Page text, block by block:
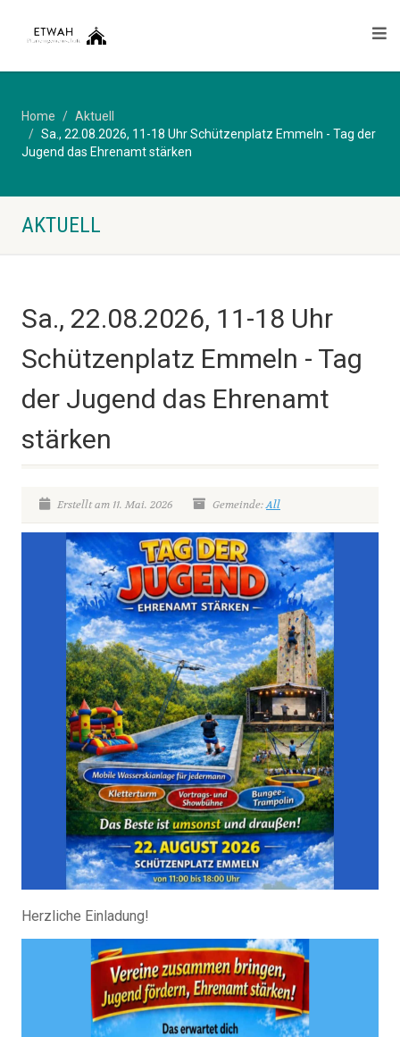
Home
Aktuell
Sa., 22.08.2026, 11-18 Uhr Schützenplatz Emmeln - Tag der
Jugend das Ehrenamt stärken
AKTUELL
Sa., 22.08.2026, 11-18 Uhr
Schützenplatz Emmeln - Tag
der Jugend das Ehrenamt
stärken
Erstellt am 11. Mai. 2026 Gemeinde:All
Herzliche Einladung!